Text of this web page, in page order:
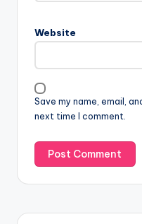
Website
Save my name, email,
next time I comment.